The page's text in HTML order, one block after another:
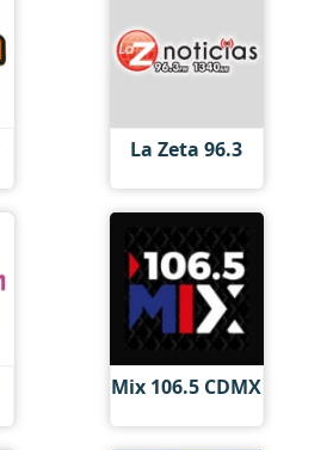
La Zeta 96.3
Mix 106.5 CDMX